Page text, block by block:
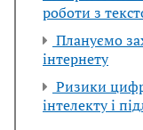
роботи з
Плануємо
інтернету
Ризики
інтелекту і